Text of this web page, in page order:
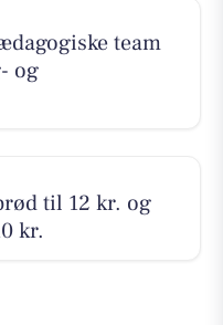
team
og
til 12 kr. og
kr.